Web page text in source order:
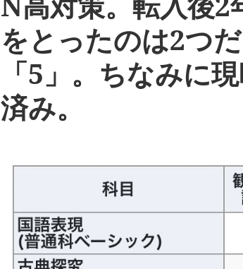
をとったのは2つ
「5」。ちなみに
済み。